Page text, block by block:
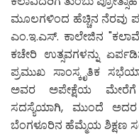
ಮೂಲಗಳಿಂದ ಹೆಚ್ಚಿನ ನೆರವು
ಎಂ.ಇ.ಎಸ್. ಕಾಲೇಜಿನ
ಕಚೇರಿ ಉತ್ಸವಗಳನ್ನು
ಪ್ರಮುಖ ಸಾಂಸ್ಕೃತಿಕ
ಅವರ ಅಪೇಕ್ಷೆಯ ಮೇರೆಗೆ
ಸದಸ್ಯೆಯಾಗಿ, ಮುಂದೆ ಅದರ
ಬೆಂಗಳೂರಿನ ಹೆಮ್ಮೆಯ ಶಿಕ್ಷಣ